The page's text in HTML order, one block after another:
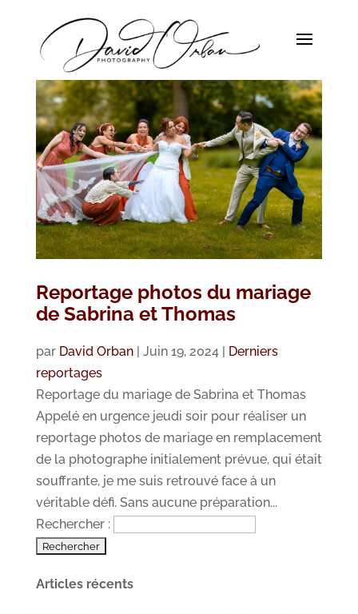
Reportage photos du mariage
de Sabrina et Thomas
par David Orban| Juin 19, 2024| Derniers
reportages
Reportage du mariage de Sabrina et Thomas
Appelé en urgence jeudi soir pour réaliser un
reportage photos de mariage en remplacement
de la photographe initialement prévue, qui était
souffrante, je me suis retrouvé face à un
véritable défi. Sans aucune préparation...
Rechercher :
Articles récents